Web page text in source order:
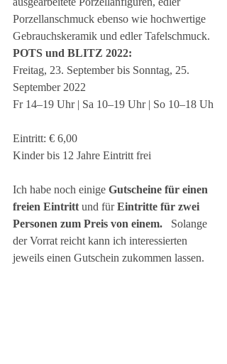
Porzellanschmuck ebenso wie hochwertige
Gebrauchskeramik und edler Tafelschmuck.
POTS und BLITZ 2022:
Freitag, 23. September bis Sonntag, 25.
September 2022
Fr 14–19 Uhr | Sa 10–19 Uhr | So 10–18 Uh
Eintritt: € 6,00
Kinder bis 12 Jahre Eintritt frei
Ich habe noch einige Gutscheine für einen
freien Eintritt und für Eintritte für zwei
Personen zum Preis von einem.
Solange
der Vorrat reicht kann ich interessierten
jeweils einen Gutschein zukommen lassen.